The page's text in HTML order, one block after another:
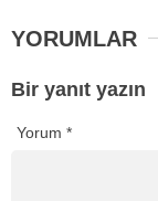
YORUMLAR
Bir yanıt yazın
Yorum *